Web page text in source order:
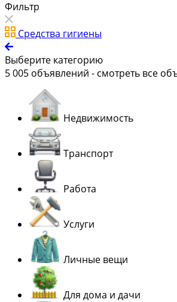
Фильтр
Средства гигиены
Выберите категорию
5 005 объявлений - смотреть все
Недвижимость
Транспорт
Работа
Услуги
Личные вещи
Для дома и дачи